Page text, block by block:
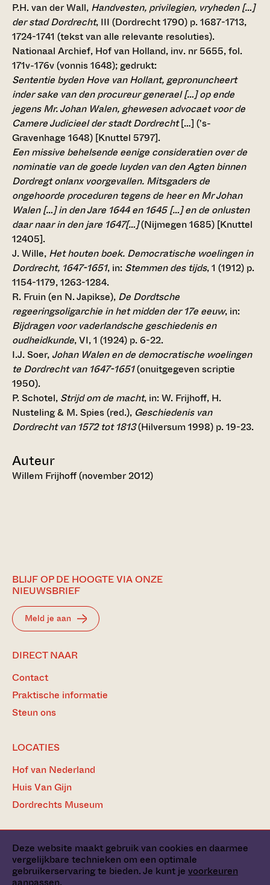
Deze website maakt gebruik van cookies en daarmee
vergelijkbare technieken om een optimale
gebruikerservaring te bieden. Je kunt je voorkeuren
P.H. van der Wall, Handvesten, privilegien, vryheden […]
der stad Dordrecht, III (Dordrecht 1790) p. 1687-1713,
1724-1741 (tekst van alle relevante resoluties).
Nationaal Archief, Hof van Holland, inv. nr 5655, fol.
171v-176v (vonnis 1648); gedrukt:
Sententie byden Hove van Hollant, gepronuncheert
inder sake van den procureur generael […] op ende
jegens Mr. Johan Walen, ghewesen advocaet voor de
Camere Judicieel der stadt Dordrecht[…] ('s-
Gravenhage 1648) [Knuttel 5797].
Een missive behelsende eenige consideratien over de
nominatie van de goede luyden van den Agten binnen
Dordregt onlanx voorgevallen. Mitsgaders de
ongehoorde proceduren tegens de heer en Mr Johan
Walen […] in den Jare 1644 en 1645 […] en de onlusten
daar naar in den jare 1647[…](Nijmegen 1685) [Knuttel
12405].
J. Wille, Het houten boek. Democratische woelingen in
Dordrecht, 1647-1651, in: Stemmen des tijds, 1 (1912) p.
1154-1179, 1263-1284.
R. Fruin (en N. Japikse), De Dordtsche
regeeringsoligarchie in het midden der 17e eeuw, in:
Bijdragen voor vaderlandsche geschiedenis en
oudheidkunde, VI, 1 (1924) p. 6-22.
I.J. Soer, Johan Walen en de democratische woelingen
te Dordrecht van 1647-1651(onuitgegeven scriptie
1950).
P. Schotel, Strijd om de macht, in: W. Frijhoff, H.
Nusteling & M. Spies (red.), Geschiedenis van
Dordrecht van 1572 tot 1813(Hilversum 1998) p. 19-23.
Auteur
Willem Frijhoff (november 2012)
BLIJF OP DE HOOGTE VIA ONZE
NIEUWSBRIEF
Meld je aan
DIRECT NAAR
Contact
Praktische informatie
Steun ons
LOCATIES
Hof van Nederland
Huis Van Gijn
Dordrechts Museum
Pers
Privacy statement, cookies & disclaimer